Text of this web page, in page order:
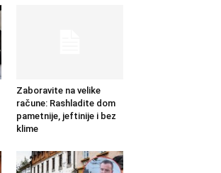
Zaboravite na velike
račune: Rashladite dom
pametnije, jeftinije i bez
klime